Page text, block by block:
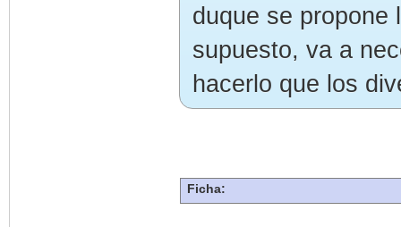
duque se propone
supuesto, va a
hacerlo que los
Ficha: